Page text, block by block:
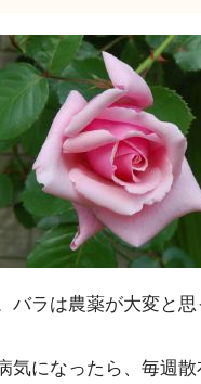
ラは農薬が大変と思
気になったら、毎週